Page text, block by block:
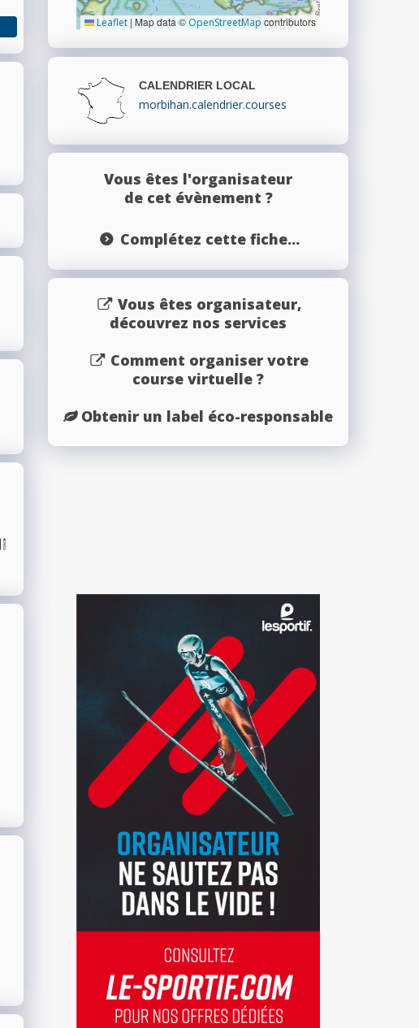
Leaflet | Map data © OpenStreetMap contributors
CALENDRIER LOCAL
morbihan.calendrier.courses
Vous êtes l'organisateur
de cet évènement ?
Complétez cette fiche...
Vous êtes organisateur,
découvrez nos services
Comment organiser votre
course virtuelle ?
Obtenir un label éco-responsable